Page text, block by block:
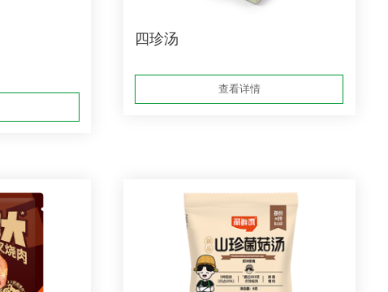
四珍汤
查看详情